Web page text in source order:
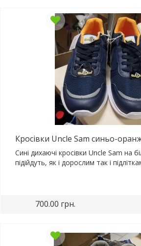
Кросівки Uncle Sam синьо-
Сині дихаючі кросівки Uncle Sam на
підійдуть, як і дорослим так і
700.00 грн.